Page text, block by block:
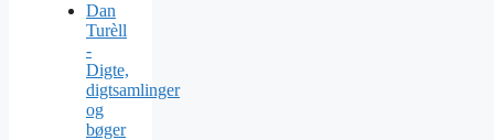
Dan
Turèll
-
Digte,
digtsamlinger
og
bøger